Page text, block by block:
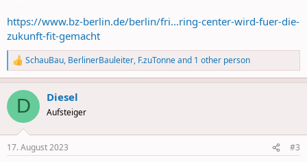
https://www.bz-berlin.de/berlin/fri...ring-center-wird-fuer-die-
zukunft-fit-gemacht
R
e
a
c
i
s
SchauBau, BerlinerBauleiter, F.zuTonneand 1 other person
D Diesel
Aufsteiger
17. August 2023 #3